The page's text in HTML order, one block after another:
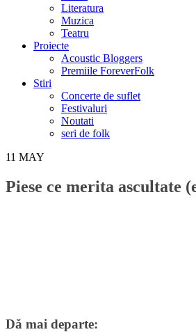
Literatura
Muzica
Teatru
Proiecte
Acoustic Bloggers
Premiile ForeverFolk
Stiri
Concerte de suflet
Festivaluri
Noutati
seri de folk
11 MAY
Piese ce merita ascultate
Dă mai departe: